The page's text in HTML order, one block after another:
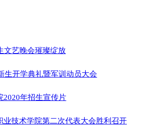
文艺晚会璀璨绽放
生开学典礼暨军训动员大会
2020年招生宣传片
业技术学院第二次代表大会胜利召开